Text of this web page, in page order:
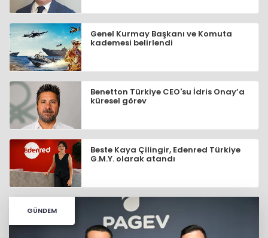
Genel Kurmay Başkanı ve Komuta
kademesi belirlendi
Benetton Türkiye CEO'su İdris Onay’a
küresel görev
Beste Kaya Çilingir, Edenred Türkiye
G.M.Y. olarak atandı
GÜNDEM